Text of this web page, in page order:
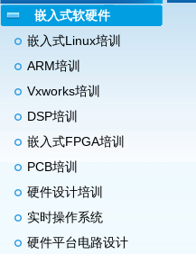
嵌入式软硬件
嵌入式Linux培训
ARM培训
Vxworks培训
DSP培训
嵌入式FPGA培训
PCB培训
硬件设计培训
实时操作系统
硬件平台电路设计